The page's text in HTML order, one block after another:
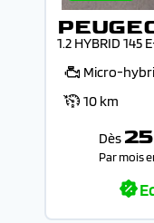
1.2 HYBRID 145
Micro-
10 km
Dès
Par mois